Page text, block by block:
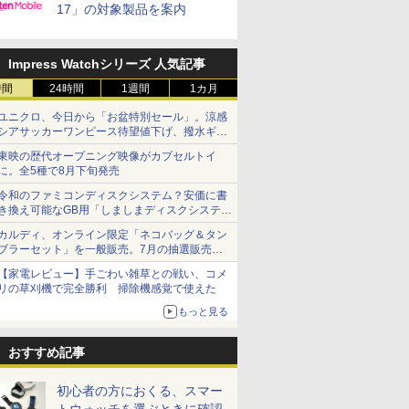
17」の対象製品を案内
Impress Watchシリーズ 人気記事
24時間 1週間 1カ月
ニクロ、今日から「お盆特別セール」。涼感
アサッカーワンピース待望値下げ、撥水ギア
ョーツは1990円に
映の歴代オープニング映像がカプセルトイ
。全5種で8月下旬発売
和のファミコンディスクシステム？安価に書
換え可能なGB用「しましまディスクシステ
」
ルディ、オンライン限定「ネコバッグ＆タン
ラーセット」を一般販売。7月の抽選販売の
選無効分
家電レビュー】手ごわい雑草との戦い、コメ
の草刈機で完全勝利 掃除機感覚で使えた
もっと見る
おすすめ記事
初心者の方におくる、スマー